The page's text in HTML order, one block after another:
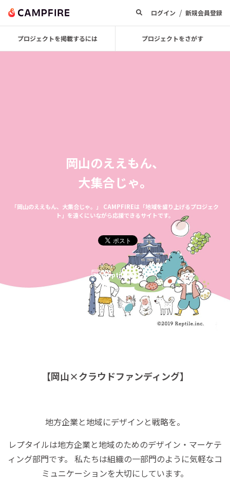
ログイン / 新規会員登録
プロジェクトを掲載するには プロジェクトをさがす
岡山のええもん、
大集合じゃ。
「岡山のええもん、大集合じゃ。」 CAMPFIREは「地域を盛り上げるプロジェク
ト」を遠くにいながら応援できるサイトです。
Reptile Inc.
【岡山×クラウドファンディング】
地方企業と地域にデザインと戦略を。
レプタイルは地方企業と地域のためのデザイン・マーケテ
ィング部門です。 私たちは組織の一部門のように気軽なコ
ミュニケーションを大切にしています。